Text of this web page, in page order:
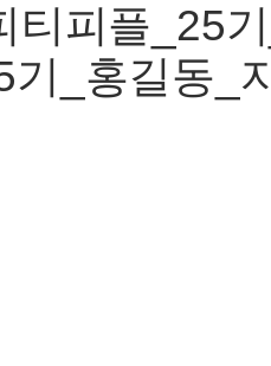
티피플_25
기_홍길동_